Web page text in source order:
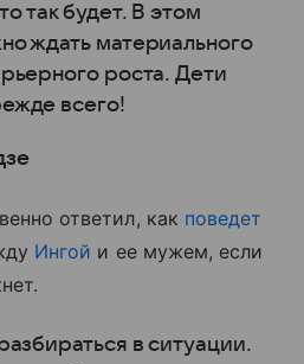
так будет. В этом
ждать материального
роста. Дети
всего!
ответил, как поведет
Ингой и ее мужем, если
в ситуации.